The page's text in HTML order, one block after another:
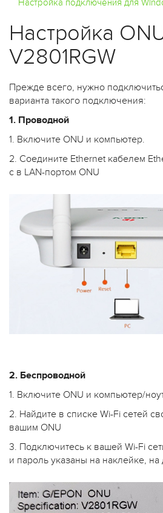
Настройка подключения для
Настройка
V2801RGW
Прежде всего, нужно
варианта такого подключения:
1. Проводной
1. Включите ONU и компьютер.
2. Соедините Ethernet кабелем
с в LAN-портом ONU
2. Беспроводной
1. Включите ONU и компьютер/
2. Найдите в списке Wi-Fi сетей
вашим ONU
3. Подключитесь к вашей Wi-Fi
и пароль указаны на наклейке, на